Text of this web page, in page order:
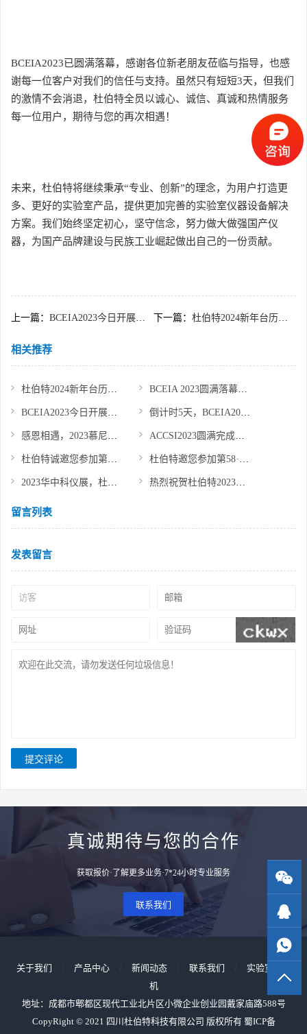
BCEIA2023已圆满落幕，感谢各位新老朋友莅临与指导，也感
谢每一位客户对我们的信任与支持。虽然只有短短3天，但我们
的激情不会消退，杜伯特全员以诚心、诚信、真诚和热情服务
每一位用户，期待与您的再次相遇！
未来，杜伯特将继续秉承“专业、创新”的理念，为用户打造更
多、更好的实验室产品，提供更加完善的实验室仪器设备解决
方案。我们始终坚定初心，坚守信念，努力做大做强国产仪
器，为国产品牌建设与民族工业崛起做出自己的一份贡献。
上一篇： BCEIA2023今日开展，杜伯特展位人气火爆！ 下一篇： 杜伯特2024新年台历上线，祝大家龙年大吉！
相关推荐
杜伯特2024新年台历上线，祝大家龙年大吉！ BCEIA 2023圆满落幕，杜伯特精彩回顾
BCEIA2023今日开展，杜伯特展位人气火爆！ 倒计时5天，BCEIA2023，四川杜伯特与您不见不散
感恩相遇，2023慕尼黑上海生化展圆满收官，期待再会！ ACCSI2023圆满完成，感恩所有相遇，期待下次相聚！
杜伯特诚邀您参加第十六届中国科学仪器发展年会 杜伯特邀您参加第58·59届中国高等教育博览会
2023华中科仪展，杜伯特携实验室器皿清洗解决方案诚邀您的莅临 热烈祝贺杜伯特2023年股东会暨售后经理培训交流会圆满结束
留言列表
发表留言
提交评论
真诚期待与您的合作
获取报价·了解更多业务·7*24小时专业服务
联系我们
关于我们 产品中心/ 新闻动态/ 联系我们
实验室洗瓶
机
地址：成都市郫都区现代工业北片区小微企业创业园戴家庙路588号
CopyRight © 2021 四川杜伯特科技有限公司 版权所有 蜀ICP备